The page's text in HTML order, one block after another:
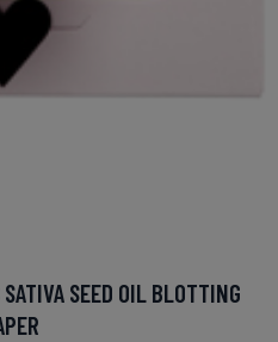
SEED OIL BLOTTING